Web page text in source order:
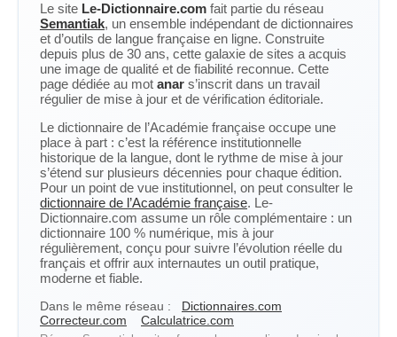
Le site Le-Dictionnaire.com fait partie du réseau
Semantiak, un ensemble indépendant de dictionnaires
et d’outils de langue française en ligne. Construite
depuis plus de 30 ans, cette galaxie de sites a acquis
une image de qualité et de fiabilité reconnue. Cette
page dédiée au mot anar s’inscrit dans un travail
régulier de mise à jour et de vérification éditoriale.
Le dictionnaire de l’Académie française occupe une
place à part : c’est la référence institutionnelle
historique de la langue, dont le rythme de mise à jour
s’étend sur plusieurs décennies pour chaque édition.
Pour un point de vue institutionnel, on peut consulter le
dictionnaire de l’Académie française. Le-
Dictionnaire.com assume un rôle complémentaire : un
dictionnaire 100 % numérique, mis à jour
régulièrement, conçu pour suivre l’évolution réelle du
français et offrir aux internautes un outil pratique,
moderne et fiable.
Dans le même réseau :
Dictionnaires.com
Correcteur.com
Calculatrice.com